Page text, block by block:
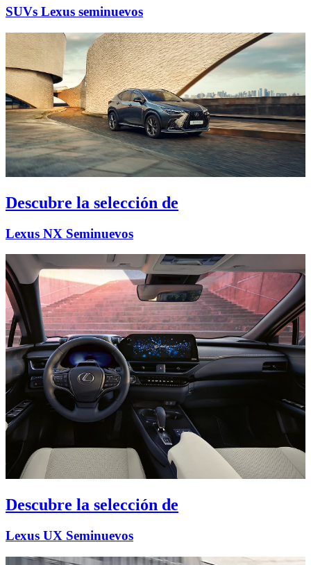
SUVs Lexus seminuevos
Descubre la selección de
Lexus NX Seminuevos
Descubre la selección de
Lexus UX Seminuevos